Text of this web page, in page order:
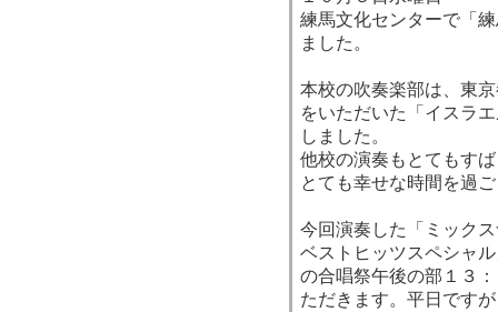
練馬文化センターで「
ました。
本校の吹奏楽部は、東
をいただいた「イスラ
しました。
他校の演奏もとてもす
とても幸せな時間を過
今回演奏した「ミック
ベストヒッツスペシャ
の合唱祭午後の部１３
ただきます。平日です